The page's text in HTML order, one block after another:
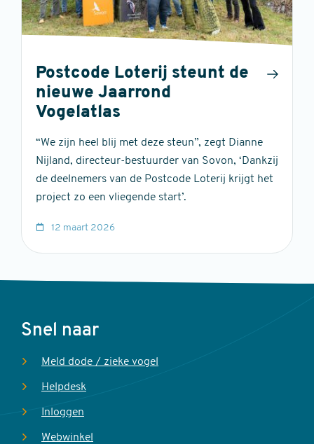
Postcode Loterij steunt de
nieuwe Jaarrond
Vogelatlas
“We zijn heel blij met deze steun”, zegt Dianne
Nijland, directeur-bestuurder van Sovon, ‘Dankzij
de deelnemers van de Postcode Loterij krijgt het
project zo een vliegende start’.
12 maart 2026
Voet
Snel naar
Meld dode / zieke vogel
Helpdesk
Inloggen
Webwinkel